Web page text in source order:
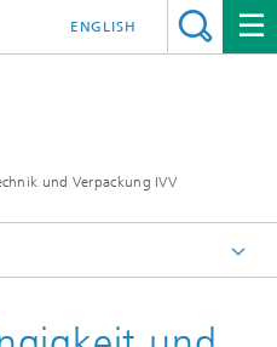
und Verpackung IVV
ENGLISH